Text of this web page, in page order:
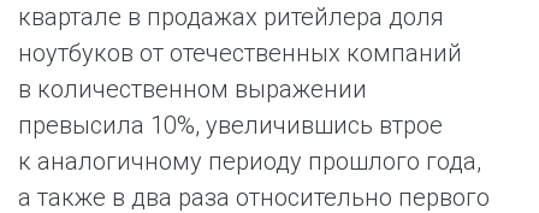
квартале в продажах ритейлера доля
ноутбуков от отечественных компаний
в количественном выражении
превысила 10%, увеличившись втрое
к аналогичному периоду прошлого года,
а также в два раза относительно первого